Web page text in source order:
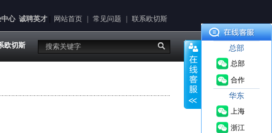
心 诚聘英才 网站首页 常见问题 联系欧切斯
欧切斯 总部
总部
合作
华东
上海
浙江